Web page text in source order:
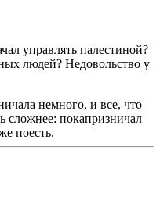
управлять палестиной?
людей? Недовольство у
немного, и все, что
сложнее: покапризничал
поесть.